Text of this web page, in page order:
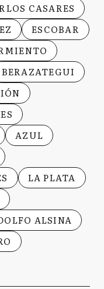
CASARES
ESCOBAR
BERAZATEGUI
AZUL
LA PLATA
ALSINA